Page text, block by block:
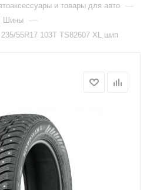
и товары для авто —
Шины —
55R17 103T TS82607 XL шип